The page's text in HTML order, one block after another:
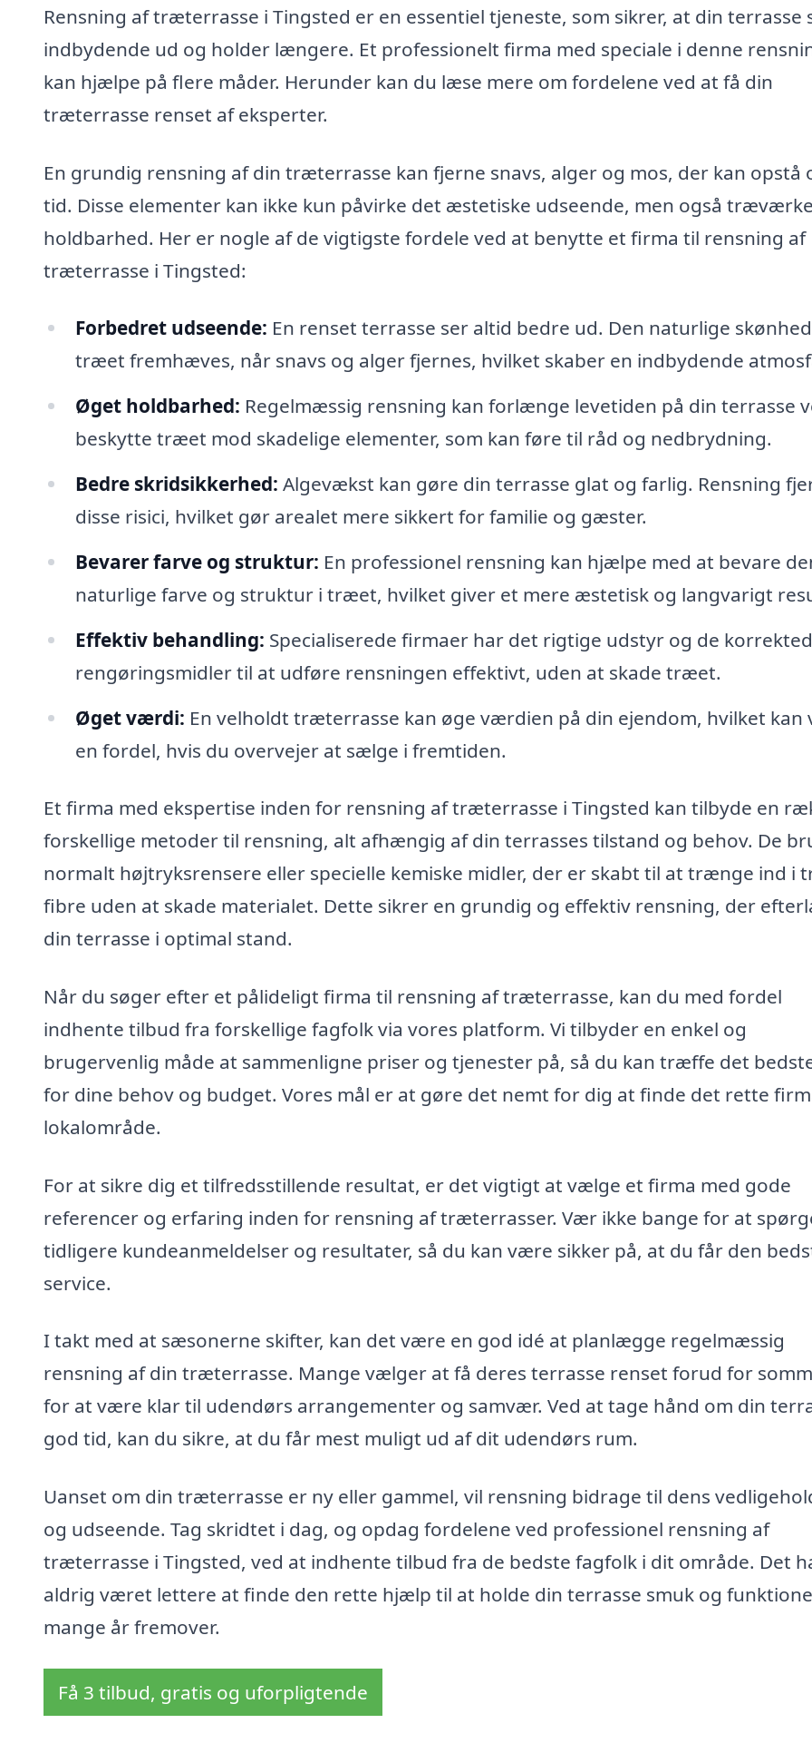
Rensning af træterrasse i Tingsted er en essentiel tjeneste, som sikrer, at din terrasse
indbydende ud og holder længere. Et professionelt firma med speciale i denne
kan hjælpe på flere måder. Herunder kan du læse mere om fordelene ved at få din
træterrasse renset af eksperter.
En grundig rensning af din træterrasse kan fjerne snavs, alger og mos, der kan opstå
tid. Disse elementer kan ikke kun påvirke det æstetiske udseende, men også
holdbarhed. Her er nogle af de vigtigste fordele ved at benytte et firma til rensning af
træterrasse i Tingsted:
Forbedret udseende: En renset terrasse ser altid bedre ud. Den naturlige
træet fremhæves, når snavs og alger fjernes, hvilket skaber en indbydende
Øget holdbarhed: Regelmæssig rensning kan forlænge levetiden på din terrasse
beskytte træet mod skadelige elementer, som kan føre til råd og nedbrydning.
Bedre skridsikkerhed: Algevækst kan gøre din terrasse glat og farlig. Rensning
disse risici, hvilket gør arealet mere sikkert for familie og gæster.
Bevarer farve og struktur: En professionel rensning kan hjælpe med at bevare
naturlige farve og struktur i træet, hvilket giver et mere æstetisk og langvarigt
Effektiv behandling: Specialiserede firmaer har det rigtige udstyr og de
rengøringsmidler til at udføre rensningen effektivt, uden at skade træet.
Øget værdi: En velholdt træterrasse kan øge værdien på din ejendom, hvilket kan
en fordel, hvis du overvejer at sælge i fremtiden.
Et firma med ekspertise inden for rensning af træterrasse i Tingsted kan tilbyde en
forskellige metoder til rensning, alt afhængig af din terrasses tilstand og behov. De
normalt højtryksrensere eller specielle kemiske midler, der er skabt til at trænge ind i
fibre uden at skade materialet. Dette sikrer en grundig og effektiv rensning, der
din terrasse i optimal stand.
Når du søger efter et pålideligt firma til rensning af træterrasse, kan du med fordel
indhente tilbud fra forskellige fagfolk via vores platform. Vi tilbyder en enkel og
brugervenlig måde at sammenligne priser og tjenester på, så du kan træffe det
for dine behov og budget. Vores mål er at gøre det nemt for dig at finde det rette
lokalområde.
For at sikre dig et tilfredsstillende resultat, er det vigtigt at vælge et firma med gode
referencer og erfaring inden for rensning af træterrasser. Vær ikke bange for at
tidligere kundeanmeldelser og resultater, så du kan være sikker på, at du får den
service.
I takt med at sæsonerne skifter, kan det være en god idé at planlægge regelmæssig
rensning af din træterrasse. Mange vælger at få deres terrasse renset forud for
for at være klar til udendørs arrangementer og samvær. Ved at tage hånd om din
god tid, kan du sikre, at du får mest muligt ud af dit udendørs rum.
Uanset om din træterrasse er ny eller gammel, vil rensning bidrage til dens
og udseende. Tag skridtet i dag, og opdag fordelene ved professionel rensning af
træterrasse i Tingsted, ved at indhente tilbud fra de bedste fagfolk i dit område. Det
aldrig været lettere at finde den rette hjælp til at holde din terrasse smuk og
mange år fremover.
Få 3 tilbud, gratis og uforpligtende